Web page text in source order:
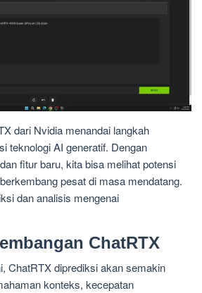
dari Nvidia menandai langkah
teknologi AI generatif. Dengan
fitur baru, kita bisa melihat potensi
pesat di masa mendatang.
dan analisis mengenai
ChatRTX
ChatRTX diprediksi akan semakin
konteks, kecepatan